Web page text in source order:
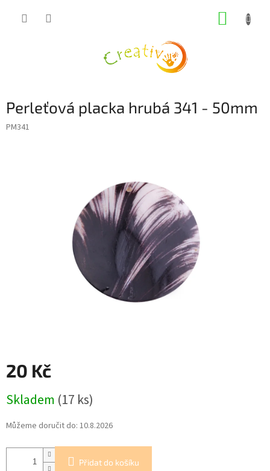
Perleťová placka hrubá 341 - 50mm
PM341
20 Kč
cena:
Skladem (17 ks)
Můžeme doručit do: 10.8.2026
Přidat do košíku